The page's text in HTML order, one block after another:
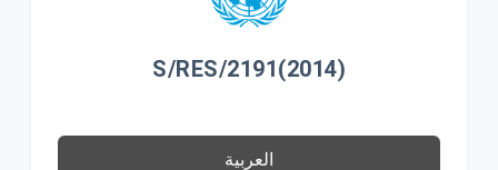
S/RES/2191(2014)
العربية